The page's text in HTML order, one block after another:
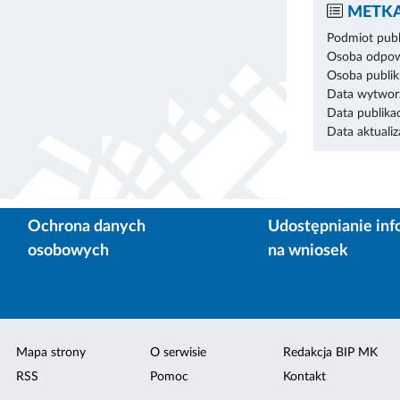
Podmiot
Osoba
Osoba
Data
Data
Data
Ochrona danych
osobowych
Udostępnianie
na wniosek
Mapa strony
RSS
O serwisie
Pomoc
Redakcja BIP MK
Kontakt